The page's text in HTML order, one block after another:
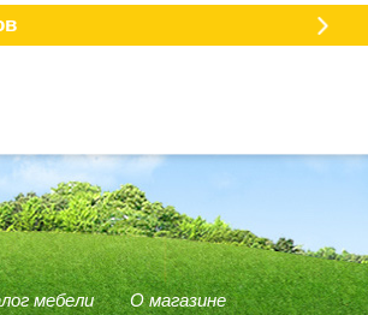
мебели О магазине